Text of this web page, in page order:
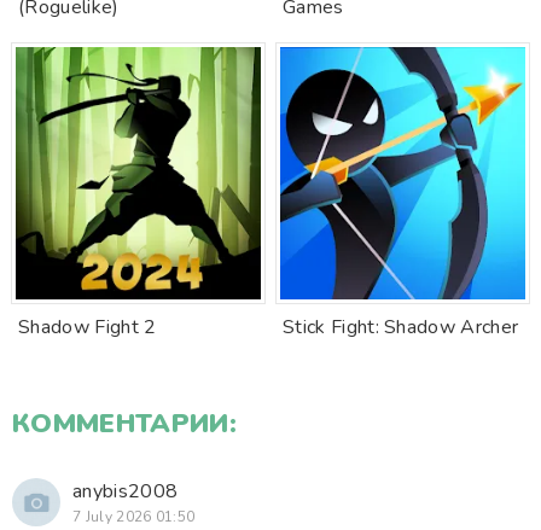
(Roguelike) Games
Shadow Fight 2 Stick Fight: Shadow Archer
КОММЕНТАРИИ:
anybis2008
7 July 2026 01:50